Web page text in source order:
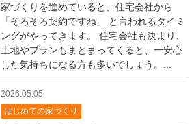
家づくりを進めていると、住宅会社から
「そろそろ契約ですね」 と言われるタイミ
ングがやってきます。 住宅会社も決まり、
土地やプランもまとまってくると、一安心
した気持ちになる方も多いでしょう。...
2026.05.05
はじめての家づくり